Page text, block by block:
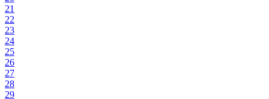
21
22
23
24
25
26
27
28
29